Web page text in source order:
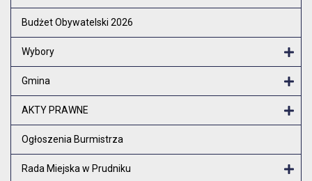
Budżet Obywatelski 2026
Wybory
Gmina
AKTY PRAWNE
Ogłoszenia Burmistrza
Rada Miejska w Prudniku